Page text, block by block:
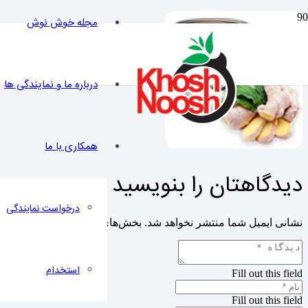
مجله خوش نوش
درباره ما و نمایندگی ها
همکاری با ما
درخواست نمایندگی
استخدام
دیدگاهتان را بنویسید
نشانی ایمیل شما منتشر نخواهد شد. بخش‌های موردنیاز علامت‌گذاری
Fill out this field
Fill out this field